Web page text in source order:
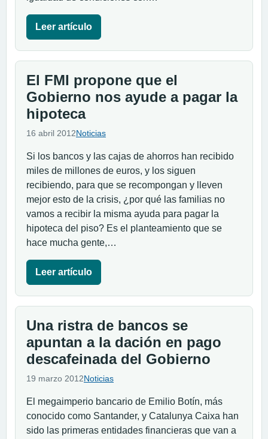
Leer artículo
El FMI propone que el
Gobierno nos ayude a pagar la
hipoteca
16 abril 2012Noticias
Si los bancos y las cajas de ahorros han recibido
miles de millones de euros, y los siguen
recibiendo, para que se recompongan y lleven
mejor esto de la crisis, ¿por qué las familias no
vamos a recibir la misma ayuda para pagar la
hipoteca del piso? Es el planteamiento que se
hace mucha gente,…
Leer artículo
Una ristra de bancos se
apuntan a la dación en pago
descafeinada del Gobierno
19 marzo 2012Noticias
El megaimperio bancario de Emilio Botín, más
conocido como Santander, y Catalunya Caixa han
sido las primeras entidades financieras que van a